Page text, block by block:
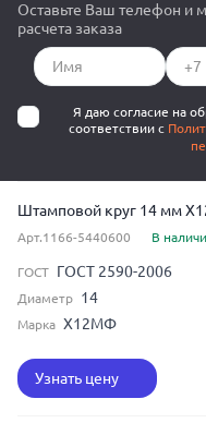
Оставьте Ваш телефон и
расчета заказа
Я даю согласие на
соответствии с
Штамповой круг 14 мм
Арт.1166-5440600 В
ГОСТ ГОСТ 2590-2006
Диаметр 14
Марка Х12МФ
Узнать цену